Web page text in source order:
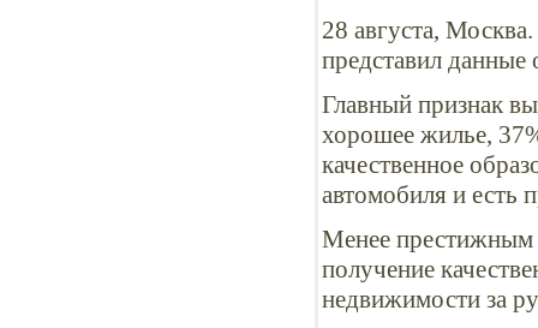
28 августа,
представил данные
Главный признак
хорошее жилье,
качественное
автомобиля и есть
Менее престижным
получение
недвижимости за